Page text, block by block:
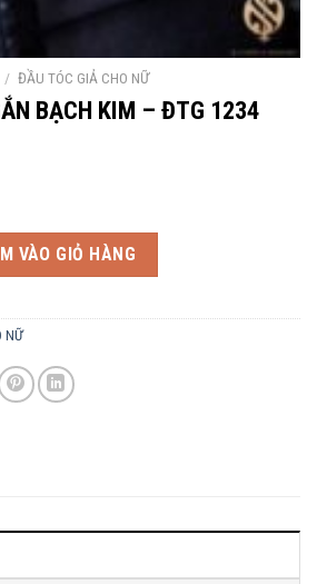
/ ĐẦU TÓC GIẢ CHO NỮ
BẠCH KIM – ĐTG 1234
KIM - ĐTG 1234 số lượng
VÀO GIỎ HÀNG
NỮ